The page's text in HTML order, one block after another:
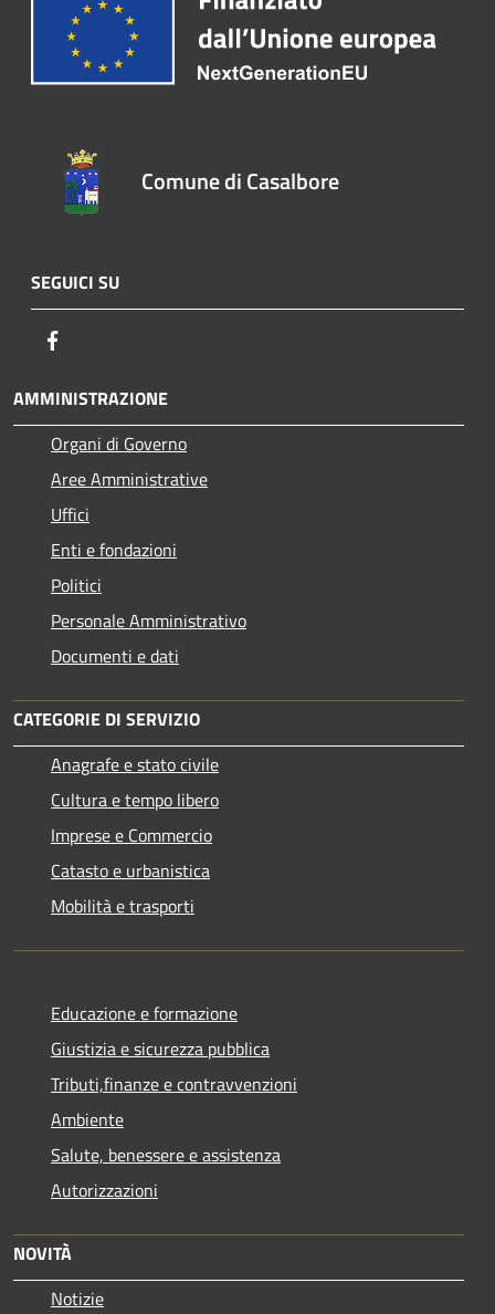
Comune di Casalbore
SEGUICI SU
AMMINISTRAZIONE
Organi di Governo
Aree Amministrative
Uffici
Enti e fondazioni
Politici
Personale Amministrativo
Documenti e dati
CATEGORIE DI SERVIZIO
Anagrafe e stato civile
Cultura e tempo libero
Imprese e Commercio
Catasto e urbanistica
Mobilità e trasporti
Educazione e formazione
Giustizia e sicurezza pubblica
Tributi,finanze e contravvenzioni
Ambiente
Salute, benessere e assistenza
Autorizzazioni
NOVITÀ
Notizie